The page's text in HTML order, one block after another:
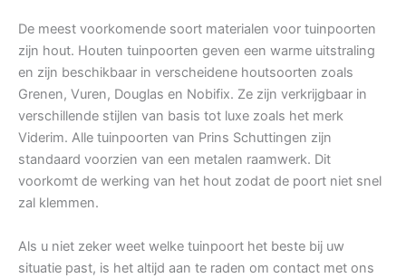
De meest voorkomende soort materialen voor tuinpoorten
zijn hout. Houten tuinpoorten geven een warme uitstraling
en zijn beschikbaar in verscheidene houtsoorten zoals
Grenen, Vuren, Douglas en Nobifix. Ze zijn verkrijgbaar in
verschillende stijlen van basis tot luxe zoals het merk
Viderim. Alle tuinpoorten van Prins Schuttingen zijn
standaard voorzien van een metalen raamwerk. Dit
voorkomt de werking van het hout zodat de poort niet snel
zal klemmen.
Als u niet zeker weet welke tuinpoort het beste bij uw
situatie past, is het altijd aan te raden om contact met ons